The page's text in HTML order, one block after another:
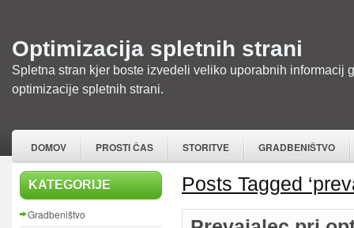
Optimizacija spletnih strani
Spletna stran kjer boste izvedeli veliko uporabnih informacij
optimizacije spletnih strani.
DOMOV PROSTI ČAS STORITVE GRADBENIŠTVO
KATEGORIJE
Gradbeništvo
Posts Tagged